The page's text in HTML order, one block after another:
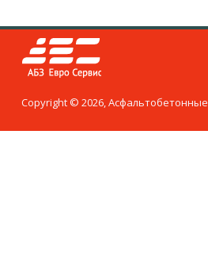
Copyright © 2026,